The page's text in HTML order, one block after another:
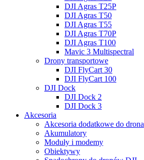
DJI Agras T25P
DJI Agras T50
DJI Agras T55
DJI Agras T70P
DJI Agras T100
Mavic 3 Multispectral
Drony transportowe
DJI FlyCart 30
DJI FlyCart 100
DJI Dock
DJI Dock 2
DJI Dock 3
Akcesoria
Akcesoria dodatkowe do drona
Akumulatory
Moduły i modemy
Obiektywy